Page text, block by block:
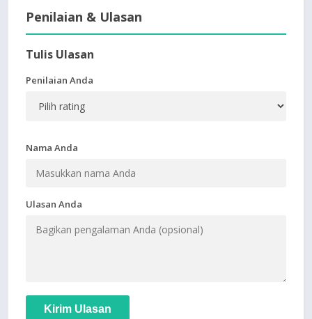
Penilaian & Ulasan
Tulis Ulasan
Penilaian Anda
Nama Anda
Ulasan Anda
Kirim Ulasan